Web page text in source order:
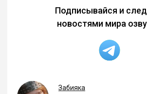
Подписывайся и
новостями мира
Забияка